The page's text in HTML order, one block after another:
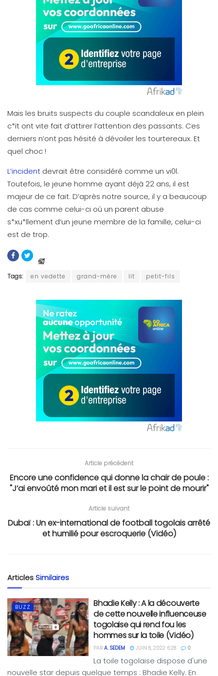
Mais les bruits suspects du couple scandaleux en plein
c*ït ont vite fait d’attirer l’attention des passants. Ces
derniers n’ont pas hésité à dévoiler les tourtereaux. Et
quel choc !
L’incident devrait être considéré comme un vi0l.
Toutefois, le jeune homme ayant déjà 22 ans, il est
majeur de ce fait. D’après notre source, il y a beaucoup
de cas comme celui-ci où un parent abuse
s*xu*llement d’un jeune membre de la famille, celui-ci
est de trop.
Tags: en vedette grand-mère lit petit-fils
Article précédent
Encore une confidence qui donne la chair de poule :
"J’ai envoûté mon mari et il est sur le point de mourir"
Article suivant
Dubaï : Un ex-international de football togolais arrêté
et humilié pour escroquerie (Vidéo)
ArticlesSimilaires
BUZZ
Bhadie Kelly : A la découverte
de cette nouvelle influenceuse
togolaise qui rend fou les
hommes sur la toile (Vidéo)
PAR A. SEDEM JUIN 8, 2022 6:28 0
La toile togolaise dispose d'une
nouvelle star depuis quelque temps : Bhadie Kelly. En